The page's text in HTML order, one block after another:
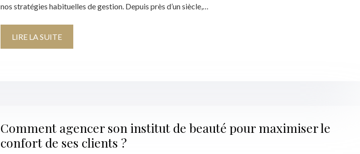
nos stratégies habituelles de gestion. Depuis près d’un siècle,…
LIRE LA SUITE
Comment agencer son institut de beauté pour maximiser le
confort de ses clients ?